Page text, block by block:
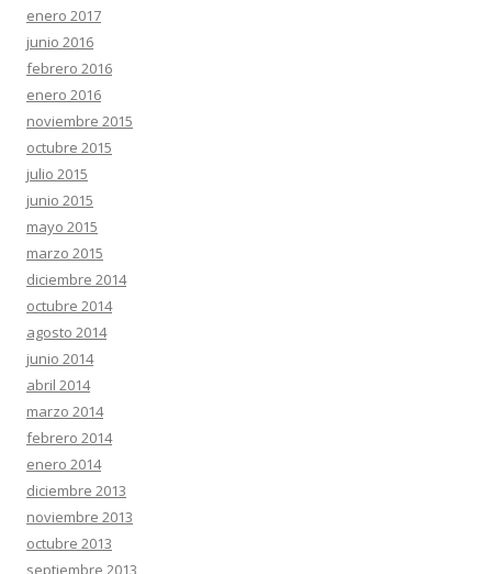
enero 2017
junio 2016
febrero 2016
enero 2016
noviembre 2015
octubre 2015
julio 2015
junio 2015
mayo 2015
marzo 2015
diciembre 2014
octubre 2014
agosto 2014
junio 2014
abril 2014
marzo 2014
febrero 2014
enero 2014
diciembre 2013
noviembre 2013
octubre 2013
septiembre 2013